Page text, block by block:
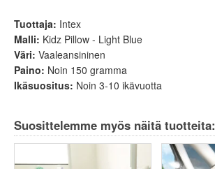
Tuottaja: Intex
Malli: Kidz Pillow - Light Blue
Väri: Vaaleansininen
Paino: Noin 150 gramma
Ikäsuositus: Noin 3-10 ikävuotta
Suosittelemme myös näitä tuotteita: